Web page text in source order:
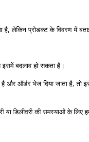
लेकिन प्रोडक्ट के विवरण में
इसमें बदलाव हो सकता है।
और ऑर्डर भेज दिया जाता है, तो
या डिलीवरी की समस्याओं के लिए